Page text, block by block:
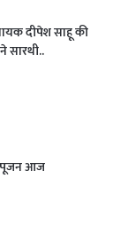
दीपेश साहू की
सारथी..
पूजन आज